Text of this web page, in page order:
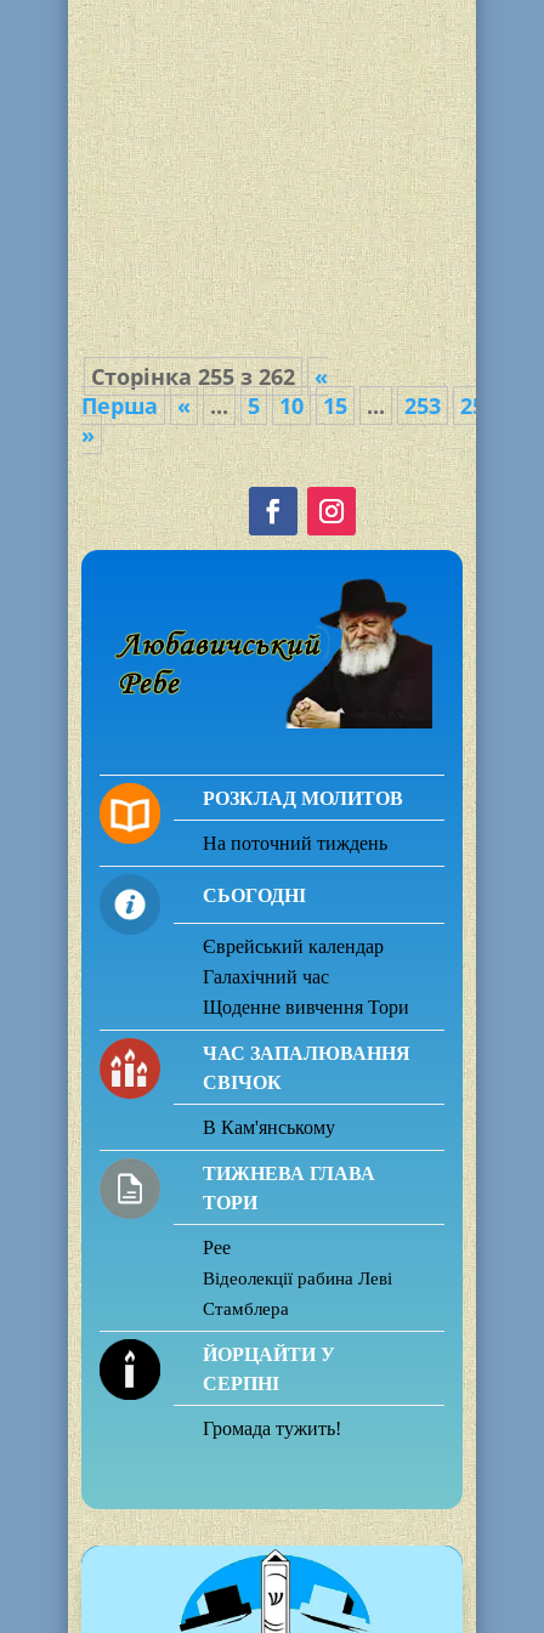
Мени и Яков Стамблер, по просьбе
Любавичского Ребе, подарили радость
Хануки семьям евреев
Днепродзержинска. [video
width="1280" height="720"...
Сторінка 255 з 262
«
Перша
« ... 5 10 15 ... 253 254
»
РОЗКЛАД МОЛИТОВ
На поточний тиждень
СЬОГОДНІ
Єврейський календар
Галахічний час
Щоденне вивчення Тори
ЧАС ЗАПАЛЮВАННЯ
СВІЧОК
В Кам'янському
ТИЖНЕВА ГЛАВА
ТОРИ
Рее
Відеолекції рабина Леві
Стамблера
ЙОРЦАЙТИ У
СЕРПНІ
Громада тужить!